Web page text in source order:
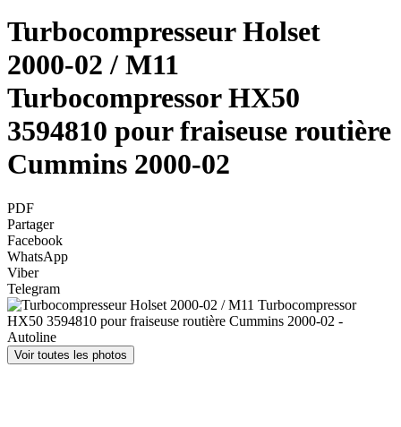
Turbocompresseur Holset
2000-02 / M11
Turbocompressor HX50
3594810 pour fraiseuse routière
Cummins 2000-02
PDF
Partager
Facebook
WhatsApp
Viber
Telegram
Voir toutes les photos